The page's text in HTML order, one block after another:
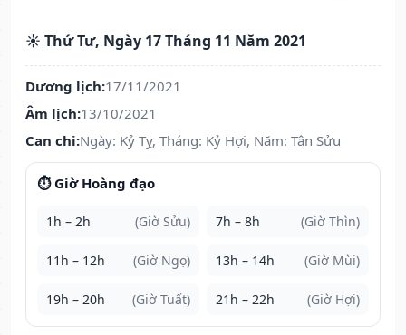
☀️ Thứ Tư, Ngày 17 Tháng 11 Năm 2021
Dương lịch:17/11/2021
Âm lịch:13/10/2021
Can chi:Ngày: Kỷ Tỵ, Tháng: Kỷ Hợi, Năm: Tân Sửu
⏱️ Giờ Hoàng đạo
1h – 2h (Giờ Sửu) 7h – 8h (Giờ Thìn)
11h – 12h (Giờ Ngọ) 13h – 14h (Giờ Mùi)
19h – 20h (Giờ Tuất) 21h – 22h (Giờ Hợi)